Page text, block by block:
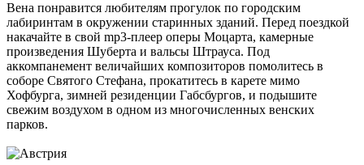
Вена понравится любителям прогулок по городским
лабиринтам в окружении старинных зданий. Перед поездкой
накачайте в свой mp3-плеер оперы Моцарта, камерные
произведения Шуберта и вальсы Штрауса. Под
аккомпанемент величайших композиторов помолитесь в
соборе Святого Стефана, прокатитесь в карете мимо
Хофбурга, зимней резиденции Габсбургов, и подышите
свежим воздухом в одном из многочисленных венских
парков.